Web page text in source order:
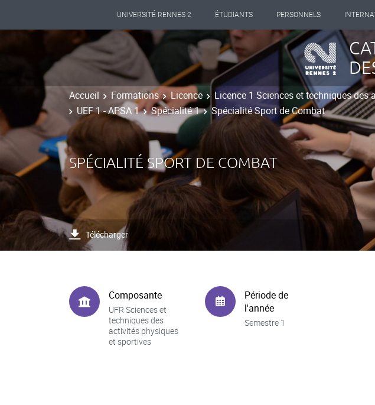
UNIVERSITÉ RENNES 2 ÉTUDIANTS PERSONNELS
Accueil Formations Licence Licence 1 Sciences et techniques
UEF 1 - APSA 1
Spécialité 1 Spécialité Sport de Combat
SPÉCIALITÉ SPORT DE COMBAT
Télécharger
Composante
UFR Sciences et
techniques des
activités physiques
et sportives
Période de
l'année
Semestre 1